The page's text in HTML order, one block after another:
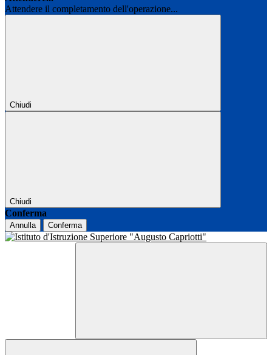
Attendere il completamento dell'operazione...
Chiudi
Chiudi
Conferma
Annulla Conferma